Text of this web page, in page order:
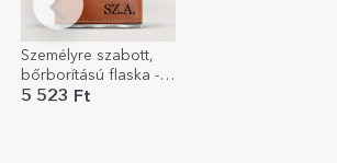
Személyre szabott,
bőrborítású flaska - A
kezdőbetűid
5 523 Ft